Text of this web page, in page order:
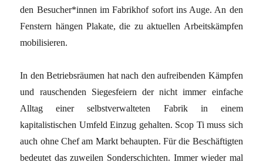
den Besucher*innen im Fabrikhof sofort ins Auge. An den
Fenstern hängen Plakate, die zu aktuellen Arbeitskämpfen
mobilisieren.
In den Betriebsräumen hat nach den aufreibenden Kämpfen
und rauschenden Siegesfeiern der nicht immer einfache
Alltag einer selbstverwalteten Fabrik in einem
kapitalistischen Umfeld Einzug gehalten. Scop Ti muss sich
auch ohne Chef am Markt behaupten. Für die Beschäftigten
bedeutet das zuweilen Sonderschichten. Immer wieder mal